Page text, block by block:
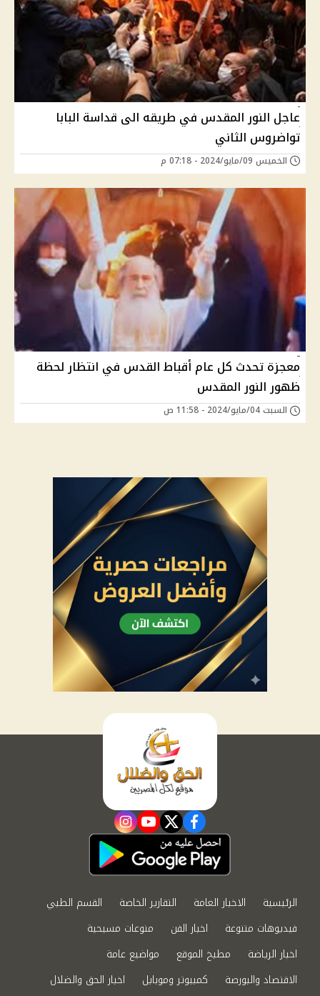
عاجل النور المقدس في طريقه الى قداسة البابا
تواضروس الثاني
الخميس 09/مايو/2024 - 07:18 م
معجزة تحدث كل عام أقباط القدس في انتظار لحظة
ظهور النور المقدس
السبت 04/مايو/2024 - 11:58 ص
facebook
twitter
youtube
instagram
الرئيسية الاخبار العامة التقارير الخاصة
القسم الطبي
فيديوهات متنوعة
اخبار الفن
منوعات مسيحية
اخبار الرياضة
مطبخ الموقع
مواضيع عامة
الاقتصاد والبورصة
كمبيوتر وموبايل اخبار الحق والضلال